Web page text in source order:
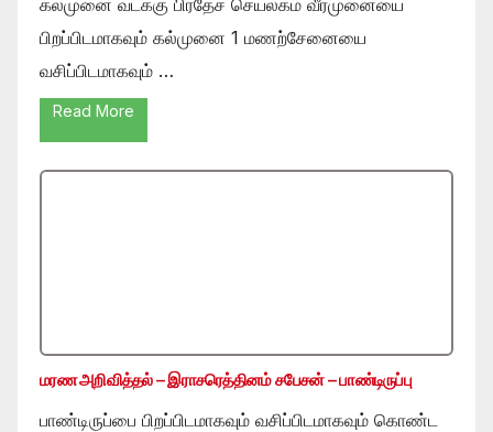
பிறப்பிடமாகவும் கல்முனை 1 மணற்சேனையை
வசிப்பிடமாகவும் …
Read More
மரண அறிவித்தல் – இராசரெத்தினம் சபேசன் – பாண்டிருப்பு
பாண்டிருப்பை பிறப்பிடமாகவும் வசிப்பிடமாகவும் கொண்ட